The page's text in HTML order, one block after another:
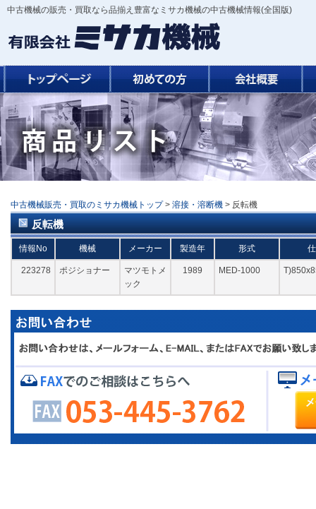
中古機械の販売・買取なら品揃え豊富なミサカ機械の中古機械情報(全国版)
中古機械販売・買取のミサカ機械トップ > 溶接・溶断機 > 反転機
反転機
情報No 機械 メーカー 製造年 形式
223278 ポジショナー
マツモトメ
ック
1989 MED-1000